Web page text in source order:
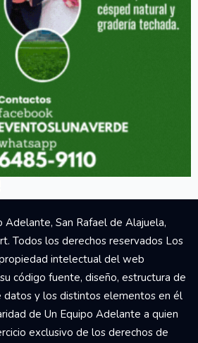
San Rafael de Alajuela,
Todos los derechos reservados Los
intelectual del web
código fuente, diseño, estructura de
datos y los distintos elementos en él
de Un Equipo Adelante a quien
exclusivo de los derechos de